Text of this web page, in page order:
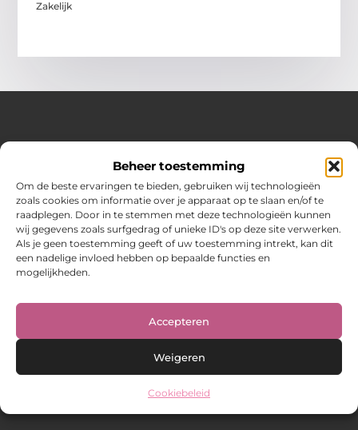
Beheer toestemming
Om de beste ervaringen te bieden, gebruiken wij technologieën
zoals cookies om informatie over je apparaat op te slaan en/of te
raadplegen. Door in te stemmen met deze technologieën kunnen
wij gegevens zoals surfgedrag of unieke ID's op deze site verwerken.
Als je geen toestemming geeft of uw toestemming intrekt, kan dit
een nadelige invloed hebben op bepaalde functies en
mogelijkheden.
Accepteren
Weigeren
Cookiebeleid
Zakelijk
Jouw bron voor inspiratie en praktische tips voor het
dagelijks leven.
Verken een gevarieerde selectie blogs en artikelen boordevol
handige adviezen en verrassende inzichten om elke dag
optimaal te benutten.
Bericht categorie
@2025 www.hot-spark.nl. All Right Reserved.